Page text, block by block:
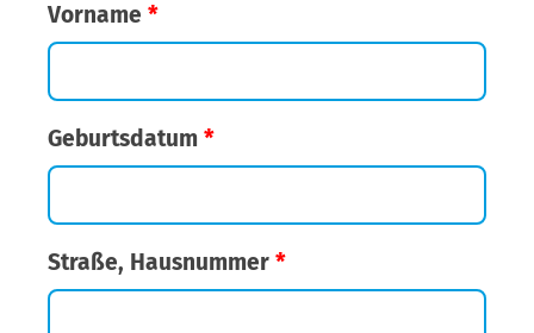
Vorname *
Geburtsdatum *
Straße, Hausnummer *